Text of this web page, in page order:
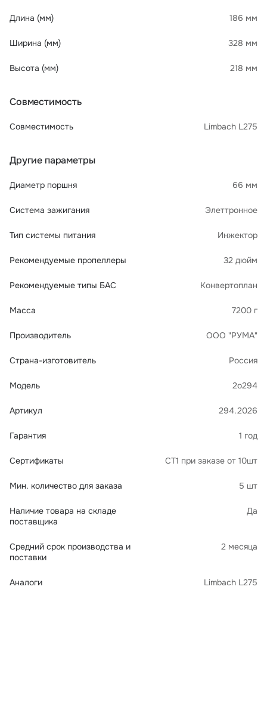
Длина (мм) 186 мм
Ширина (мм) 328 мм
Высота (мм) 218 мм
Совместимость
Совместимость Limbach L275
Другие параметры
Диаметр поршня 66 мм
Система зажигания Элеттронное
Тип системы питания Инжектор
Рекомендуемые пропеллеры 32 дюйм
Рекомендуемые типы БАС Конвертоплан
Масса 7200 г
Производитель ООО "РУМА"
Страна-изготовитель Россия
Модель 2о294
Артикул 294.2026
Гарантия 1 год
Сертификаты СТ1 при заказе от 10шт
Мин. количество для заказа 5 шт
Наличие товара на складе
поставщика
Да
Средний срок производства и
поставки
2 месяца
Аналоги Limbach L275